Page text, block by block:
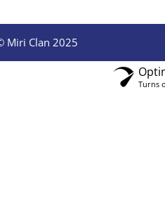
Miri Clan 2025
Turns